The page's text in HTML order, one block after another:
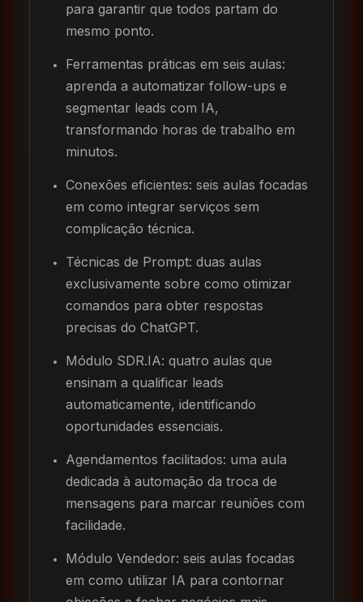
para garantir que todos partam do
mesmo ponto.
Ferramentas práticas em seis aulas:
aprenda a automatizar follow-ups e
segmentar leads com IA,
transformando horas de trabalho em
minutos.
Conexões eficientes: seis aulas focadas
em como integrar serviços sem
complicação técnica.
Técnicas de Prompt: duas aulas
exclusivamente sobre como otimizar
comandos para obter respostas
precisas do ChatGPT.
Módulo SDR.IA: quatro aulas que
ensinam a qualificar leads
automaticamente, identificando
oportunidades essenciais.
Agendamentos facilitados: uma aula
dedicada à automação da troca de
mensagens para marcar reuniões com
facilidade.
Módulo Vendedor: seis aulas focadas
em como utilizar IA para contornar